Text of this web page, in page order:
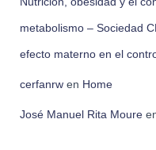
metabolismo – Sociedad
efecto materno en el
cerfanrw en Home
José Manuel Rita Moure